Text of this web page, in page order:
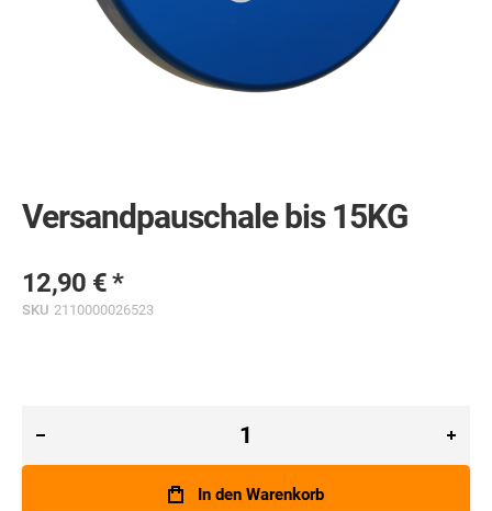
beginning
of
images
gallery
Versandpauschale bis 15KG
12,90 €
SKU 2110000026523
In den Warenkorb